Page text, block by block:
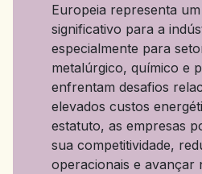
Europeia representa
significativo para a
especialmente para
metalúrgico, químico e
enfrentam desafios
elevados custos
estatuto, as empresas
sua competitividade,
operacionais e avançar